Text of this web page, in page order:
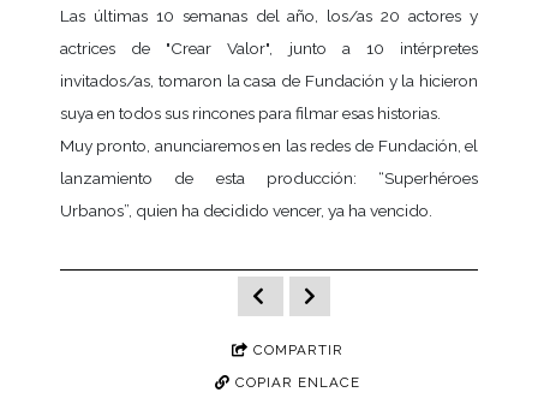
Las últimas 10 semanas del año, los/as 20 actores y
actrices de "Crear Valor", junto a 10 intérpretes
invitados/as, tomaron la casa de Fundación y la hicieron
suya en todos sus rincones para filmar esas historias.
Muy pronto, anunciaremos en las redes de Fundación, el
lanzamiento de esta producción: “Superhéroes
Urbanos”, quien ha decidido vencer, ya ha vencido.
COMPARTIR
COPIAR ENLACE